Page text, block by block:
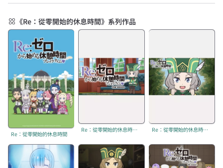
《Re：從零開始的休息時間》系列作品
Re：從零開始的休息時間
Re：從零開始的休息時間 第二季 Re：從零開始的休息時間 第二季 後半部